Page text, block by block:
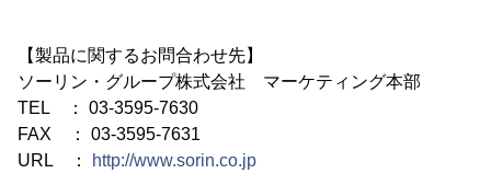
【製品に関するお問合わせ先】
ソーリン・グループ株式会社 マーケティング本部
TEL ： 03-3595-7630
FAX ： 03-3595-7631
URL ：
http://www.sorin.co.jp